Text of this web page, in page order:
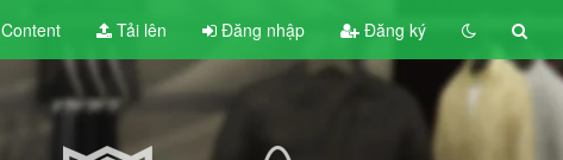
Content Tải lên Đăng nhập Đăng ký